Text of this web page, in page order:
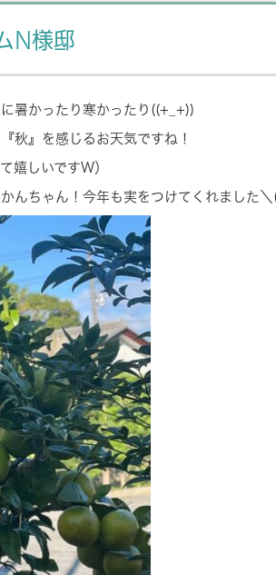
N様邸
暑かったり寒かったり((+_+))
秋』を感じるお天気ですね！
嬉しいですW）
んちゃん！今年も実をつけてくれました